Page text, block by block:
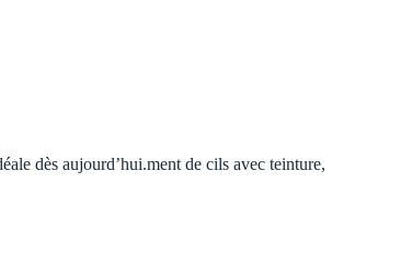
dès aujourd’hui.ment de cils avec teinture,